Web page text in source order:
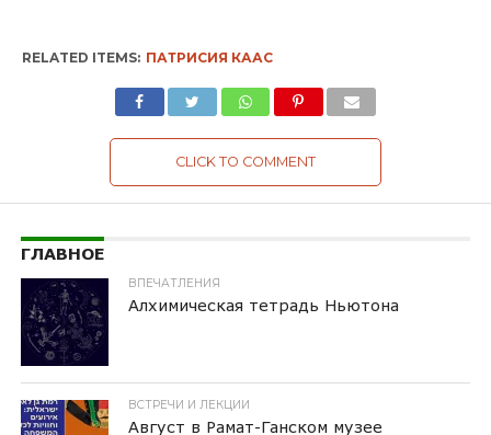
RELATED ITEMS: ПАТРИСИЯ КААС
CLICK TO COMMENT
ГЛАВНОЕ
ВПЕЧАТЛЕНИЯ
Алхимическая тетрадь Ньютона
ВСТРЕЧИ И ЛЕКЦИИ
Август в Рамат-Ганском музее